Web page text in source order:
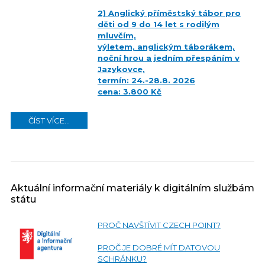
2) Anglický příměstský tábor pro
děti od 9 do 14 let s rodilým
mluvčím,
výletem, anglickým táborákem,
noční hrou a jedním přespáním v
Jazykovce,
termín: 24.-28.8. 2026
cena: 3.800 Kč
ČÍST VÍCE...
Aktuální informační materiály k digitálním službám
státu
PROČ NAVŠTÍVIT CZECH POINT?
PROČ JE DOBRÉ MÍT DATOVOU
SCHRÁNKU?